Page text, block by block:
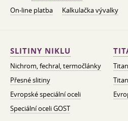
On-line platba
Kalkulačka vývalky
SLITINY NIKLU
Nichrom, fechral, termočlánky
Přesné slitiny
Evropské speciální oceli
Speciální oceli GOST